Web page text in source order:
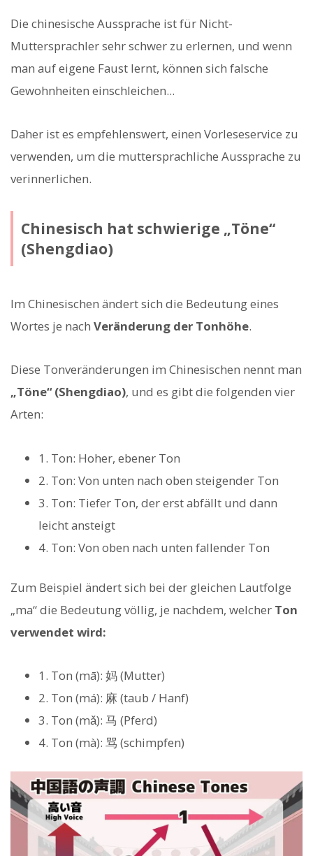
Die chinesische Aussprache ist für Nicht-
Muttersprachler sehr schwer zu erlernen, und wenn
man auf eigene Faust lernt, können sich falsche
Gewohnheiten einschleichen...
Daher ist es empfehlenswert, einen Vorleseservice zu
verwenden, um die muttersprachliche Aussprache zu
verinnerlichen.
Chinesisch hat schwierige „Töne“
(Shengdiao)
Im Chinesischen ändert sich die Bedeutung eines
Wortes je nach Veränderung der Tonhöhe.
Diese Tonveränderungen im Chinesischen nennt man
„Töne“ (Shengdiao), und es gibt die folgenden vier
Arten:
1. Ton: Hoher, ebener Ton
2. Ton: Von unten nach oben steigender Ton
3. Ton: Tiefer Ton, der erst abfällt und dann
leicht ansteigt
4. Ton: Von oben nach unten fallender Ton
Zum Beispiel ändert sich bei der gleichen Lautfolge
„ma“ die Bedeutung völlig, je nachdem, welcher Ton
verwendet wird:
1. Ton (mā): 妈 (Mutter)
2. Ton (má): 麻 (taub / Hanf)
3. Ton (mǎ): 马 (Pferd)
4. Ton (mà): 骂 (schimpfen)